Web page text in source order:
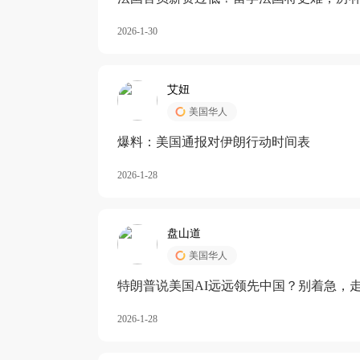
2026-1-30
艾妞
美国华人
爆料：美国通报对伊朗行动时间表
2026-1-28
盘山道
美国华人
特朗普说美国AI远远领先中国？别着急，
2026-1-28